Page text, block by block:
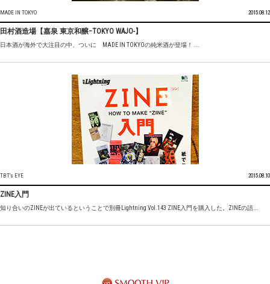
MADE IN TOKYO 2015.08.12
田村酒造場【嘉泉 東京和醸−TOKYO WAJO-】
日本酒が海外で大注目の中、ついに MADE IN TOKYOの純米酒が登場！ ...
TBT's EYE 2015.08.10
ZINE入門
知り合いのZINEが出ているということで別冊Lightning Vol.143 ZINE入門を購入した。ZINEの語...